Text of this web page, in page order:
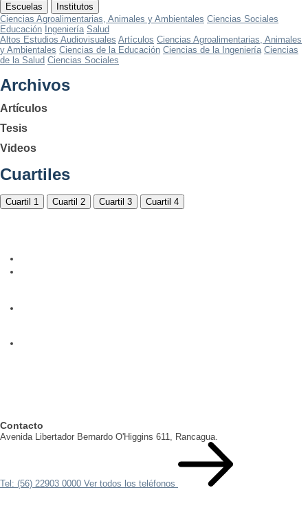
Escuelas
Institutos
Ciencias Agroalimentarias, Animales y Ambientales Ciencias Sociales
Educación Ingeniería Salud
Altos Estudios Audiovisuales Artículos Ciencias Agroalimentarias, Animales
y Ambientales Ciencias de la Educación Ciencias de la Ingeniería Ciencias
de la Salud Ciencias Sociales
Archivos
Artículos
Tesis
Videos
Cuartiles
Cuartil 1 Cuartil 2 Cuartil 3 Cuartil 4
Contacto
Avenida Libertador Bernardo O'Higgins 611, Rancagua.
Tel: (56) 22903 0000 Ver todos los teléfonos